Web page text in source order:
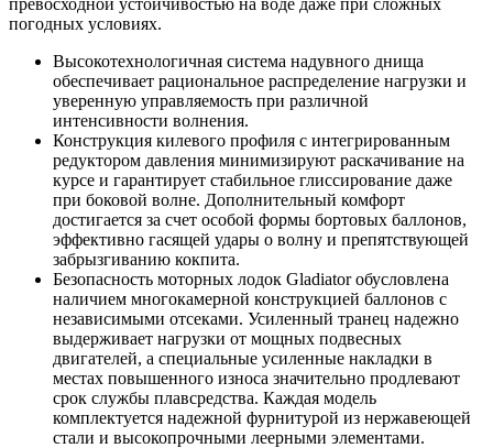
погодных условиях.
Высокотехнологичная система надувного днища
обеспечивает рациональное распределение нагрузки и
уверенную управляемость при различной
интенсивности волнения.
Конструкция килевого профиля с интегрированным
редуктором давления минимизируют раскачивание на
курсе и гарантирует стабильное глиссирование даже
при боковой волне. Дополнительный комфорт
достигается за счет особой формы бортовых баллонов,
эффективно гасящей удары о волну и препятствующей
забрызгиванию кокпита.
Безопасность моторных лодок Gladiator обусловлена
наличием многокамерной конструкцией баллонов с
независимыми отсеками. Усиленный транец надежно
выдерживает нагрузки от мощных подвесных
двигателей, а специальные усиленные накладки в
местах повышенного износа значительно продлевают
срок службы плавсредства. Каждая модель
комплектуется надежной фурнитурой из нержавеющей
стали и высокопрочными леерными элементами.